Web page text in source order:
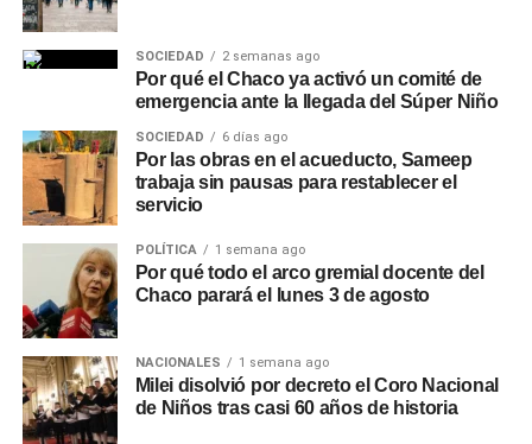
SOCIEDAD 2 semanas ago
Por qué el Chaco ya activó un comité de
emergencia ante la llegada del Súper Niño
SOCIEDAD 6 días ago
Por las obras en el acueducto, Sameep
trabaja sin pausas para restablecer el
servicio
POLÍTICA 1 semana ago
Por qué todo el arco gremial docente del
Chaco parará el lunes 3 de agosto
NACIONALES 1 semana ago
Milei disolvió por decreto el Coro Nacional
de Niños tras casi 60 años de historia